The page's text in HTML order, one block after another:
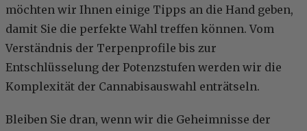
möchten wir Ihnen einige Tipps an die Hand geben,
damit Sie die perfekte Wahl treffen können. Vom
Verständnis der Terpenprofile bis zur
Entschlüsselung der Potenzstufen werden wir die
Komplexität der Cannabisauswahl enträtseln.
Bleiben Sie dran, wenn wir die Geheimnisse der